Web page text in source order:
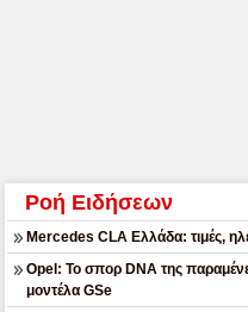
Ροή Ειδήσεων
Mercedes CLA Ελλάδα: τιμές,
Opel: Το σπορ DNA της
μοντέλα GSe